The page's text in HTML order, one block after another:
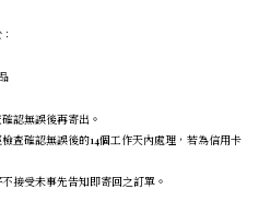
認無誤後再寄出。
查確認無誤後的14個工作天內處理，若為信用卡
接受未事先告知即寄回之訂單。